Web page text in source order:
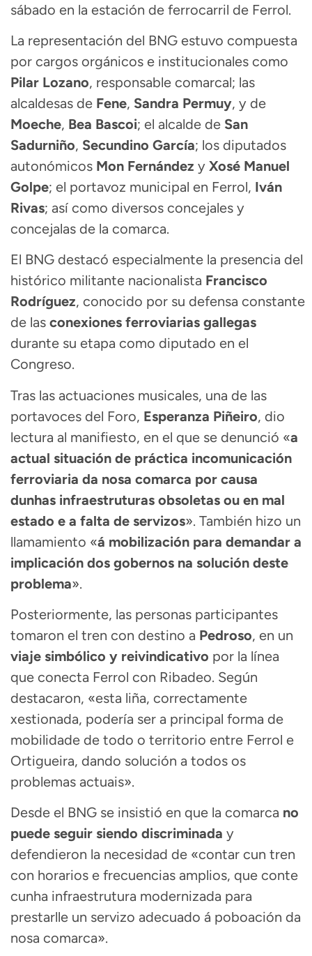
sábado en la estación de ferrocarril de Ferrol.
La representación del BNG estuvo compuesta
por cargos orgánicos e institucionales como
Pilar Lozano, responsable comarcal; las
alcaldesas de Fene, Sandra Permuy, y de
Moeche, Bea Bascoi; el alcalde de San
Sadurniño, Secundino García; los diputados
autonómicos Mon Fernández y Xosé Manuel
Golpe; el portavoz municipal en Ferrol, Iván
Rivas; así como diversos concejales y
concejalas de la comarca.
El BNG destacó especialmente la presencia del
histórico militante nacionalista Francisco
Rodríguez, conocido por su defensa constante
de las conexiones ferroviarias gallegas
durante su etapa como diputado en el
Congreso.
Tras las actuaciones musicales, una de las
portavoces del Foro, Esperanza Piñeiro, dio
lectura al manifiesto, en el que se denunció «a
actual situación de práctica incomunicación
ferroviaria da nosa comarca por causa
dunhas infraestruturas obsoletas ou en mal
estado e a falta de servizos». También hizo un
llamamiento «á mobilización para demandar a
implicación dos gobernos na solución deste
problema».
Posteriormente, las personas participantes
tomaron el tren con destino a Pedroso, en un
viaje simbólico y reivindicativo por la línea
que conecta Ferrol con Ribadeo. Según
destacaron, «esta liña, correctamente
xestionada, podería ser a principal forma de
mobilidade de todo o territorio entre Ferrol e
Ortigueira, dando solución a todos os
problemas actuais».
Desde el BNG se insistió en que la comarca no
puede seguir siendo discriminada y
defendieron la necesidad de «contar cun tren
con horarios e frecuencias amplios, que conte
cunha infraestrutura modernizada para
prestarlle un servizo adecuado á poboación da
nosa comarca».